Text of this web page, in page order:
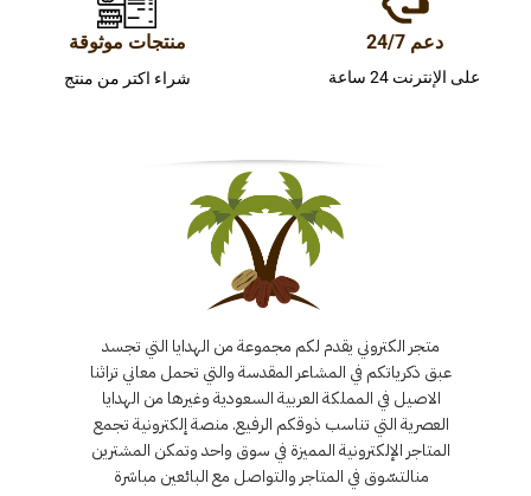
دعم 24/7
على الإنترنت 24 ساعة
منتجات موثوقة
شراء اكتر من منتج
متجر الكتروني يقدم لكم مجموعة من الهدايا التي تجسد
عبق ذكرياتكم في المشاعر المقدسة والتي تحمل معاني تراثنا
الاصيل في المملكة العربية السعودية وغيرها من الهدايا
العصرية التي تناسب ذوقكم الرفيع. منصة إلكترونية تجمع
المتاجر الإلكترونية المميزة في سوق واحد وتمكن المشترين
منالتسّوق في المتاجر والتواصل مع البائعين مباشرة